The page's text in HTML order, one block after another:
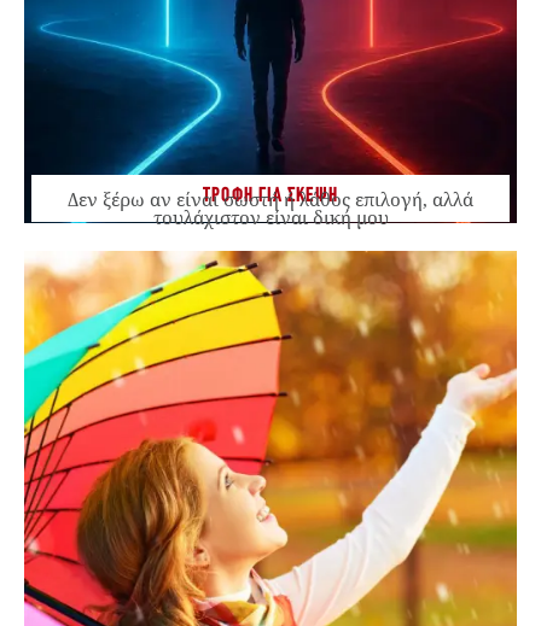
ΤΡΟΦΗ ΓΙΑ ΣΚΕΨΗ
Δεν ξέρω αν είναι σωστή ή λάθος επιλογή, αλλά
τουλάχιστον είναι δική μου